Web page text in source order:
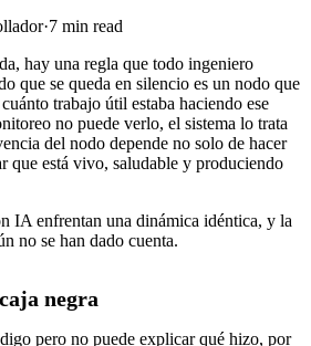
·7 min read
hay una regla que todo ingeniero
que se queda en silencio es un nodo que
trabajo útil estaba haciendo ese
no puede verlo, el sistema lo trata
del nodo depende no solo de hacer
que está vivo, saludable y produciendo
IA enfrentan una dinámica idéntica, y la
no se han dado cuenta.
negra
pero no puede explicar qué hizo, por